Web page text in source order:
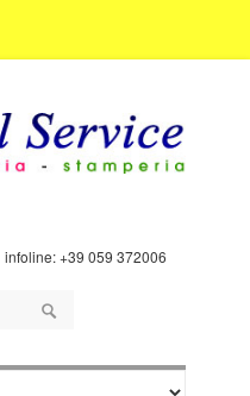
infoline: +39 059 372006